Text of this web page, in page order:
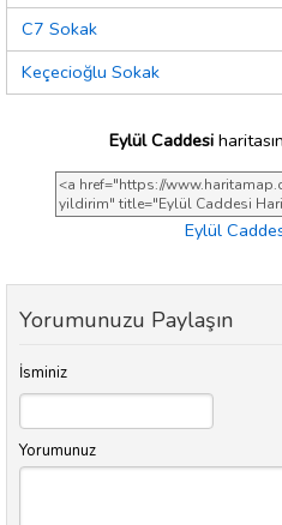
C7 Sokak
Keçecioğlu Sokak
Eylül Caddesi
Eylül
Yorumunuzu Paylaşın
İsminiz
Yorumunuz